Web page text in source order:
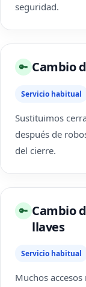
seguridad.
🔑 Cambio
Servicio habitual
Sustituimos
después de
del cierre.
🔑 Cambio
llaves
Servicio habitual
Muchos